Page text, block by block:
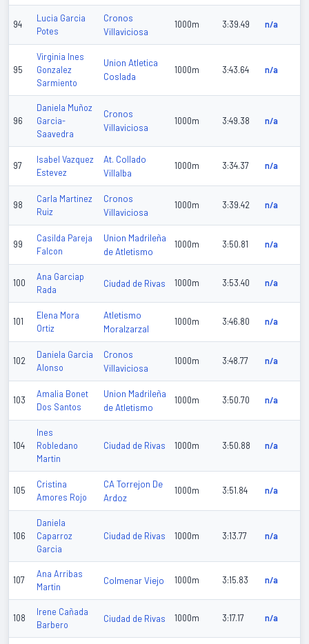
94
Lucia Garcia
Potes
Cronos
Villaviciosa
1000m 3:39.49 n/a
95
Virginia Ines
Gonzalez
Sarmiento
Union Atletica
Coslada
1000m 3:43.64 n/a
96
Daniela Muñoz
Garcia-
Saavedra
Cronos
Villaviciosa
1000m 3:49.38 n/a
97
Isabel Vazquez
Estevez
At. Collado
Villalba
1000m 3:34.37 n/a
98
Carla Martinez
Ruiz
Cronos
Villaviciosa
1000m 3:39.42 n/a
99
Casilda Pareja
Falcon
Union Madrileña
de Atletismo
1000m 3:50.81 n/a
100
Ana Garciap
Rada
Ciudad de Rivas 1000m 3:53.40 n/a
101
Elena Mora
Ortiz
Atletismo
Moralzarzal
1000m 3:46.80 n/a
102
Daniela Garcia
Alonso
Cronos
Villaviciosa
1000m 3:48.77 n/a
103
Amalia Bonet
Dos Santos
Union Madrileña
de Atletismo
1000m 3:50.70 n/a
104
Ines
Robledano
Martin
Ciudad de Rivas 1000m 3:50.88 n/a
105
Cristina
Amores Rojo
CA Torrejon De
Ardoz
1000m 3:51.84 n/a
106
Daniela
Caparroz
Garcia
Ciudad de Rivas 1000m 3:13.77 n/a
107
Ana Arribas
Martin
Colmenar Viejo 1000m 3:15.83 n/a
108
Irene Cañada
Barbero
Ciudad de Rivas 1000m 3:17.17 n/a